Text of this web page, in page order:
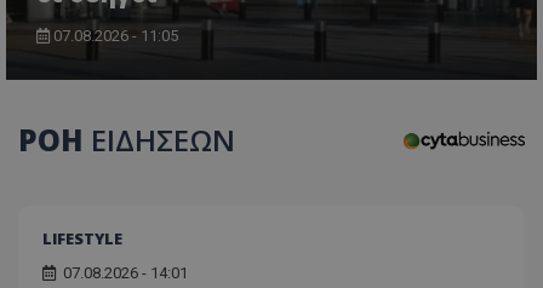
07.08.2026 - 11:05
ΡΟΗ ΕΙΔΗΣΕΩΝ
LIFESTYLE
07.08.2026 - 14:01